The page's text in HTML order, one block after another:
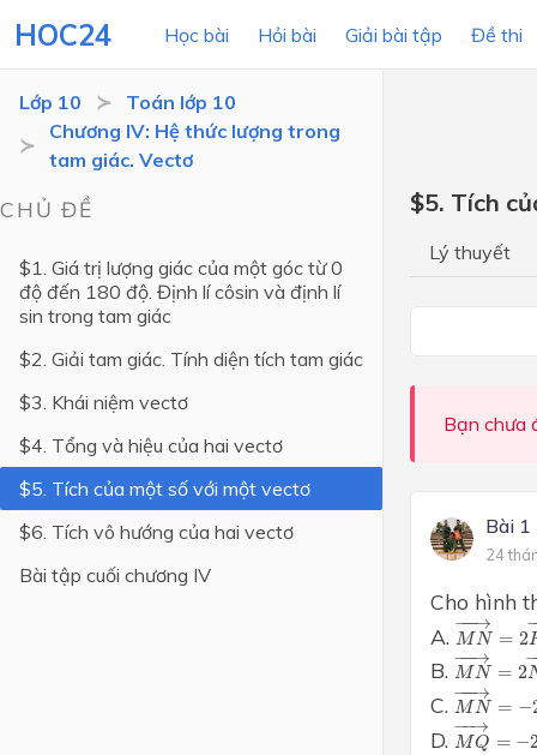
HOC24 Học bài Hỏi bài Giải bài tập Đề thi
Lớp 11
Lớp 10
Lớp 9
Lớp 8
Lớp 7
Lớp 6
Lớp 5
Lớp 4
Lớp 10
Toán lớp 10
Chương IV: Hệ thức lượng trong
tam giác. Vectơ
CHỦ ĐỀ
$1. Giá trị lượng giác của một góc từ 0
độ đến 180 độ. Định lí côsin và định lí
sin trong tam giác
$2. Giải tam giác. Tính diện tích tam giác
$3. Khái niệm vectơ
$4. Tổng và hiệu của hai vectơ
$5. Tích của một số với một vectơ
$6. Tích vô hướng của hai vectơ
Bài tập cuối chương IV
$5. Tích
Lý thuyết
Bạn chưa
Bài 1
24
Cho hình
A. −
−−→
MN = 2
−
MN→ 2
B. −
−−→
MN = 2
−
MN→ 2
C. −
−−→
MN = −
MN→
D.
−−→
MQ = −
MQ→